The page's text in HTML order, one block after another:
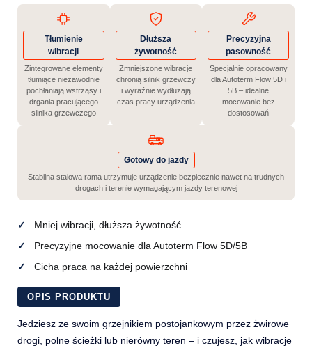
Tłumienie
wibracji
Zintegrowane elementy
tłumiące niezawodnie
pochłaniają wstrząsy i
drgania pracującego
silnika grzewczego
Dłuższa
żywotność
Zmniejszone wibracje
chronią silnik grzewczy
i wyraźnie wydłużają
czas pracy urządzenia
Precyzyjna
pasowność
Specjalnie opracowany
dla Autoterm Flow 5D i
5B – idealne
mocowanie bez
dostosowań
Gotowy do jazdy
Stabilna stalowa rama utrzymuje urządzenie bezpiecznie nawet na trudnych
drogach i terenie wymagającym jazdy terenowej
Mniej wibracji, dłuższa żywotność
Precyzyjne mocowanie dla Autoterm Flow 5D/5B
Cicha praca na każdej powierzchni
OPIS PRODUKTU
Jedziesz ze swoim grzejnikiem postojankowym przez żwirowe
drogi, polne ścieżki lub nierówny teren – i czujesz, jak wibracje